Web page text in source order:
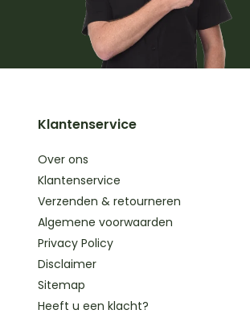
Klantenservice
Over ons
Klantenservice
Verzenden & retourneren
Algemene voorwaarden
Privacy Policy
Disclaimer
Sitemap
Heeft u een klacht?